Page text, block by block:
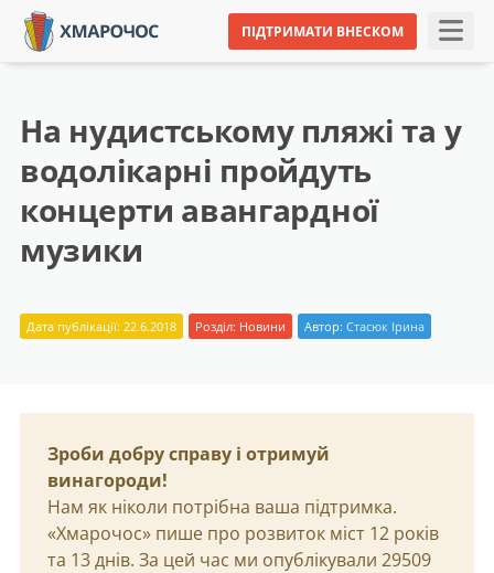
ПІДТРИМАТИ ВНЕСКОМ
На нудистському пляжі та у
водолікарні пройдуть
концерти авангардної
музики
Дата публікації: 22.6.2018 Розділ: Новини Автор: Стасюк Ірина
Зроби добру справу і отримуй
винагороди!
Нам як ніколи потрібна ваша підтримка.
«Хмарочос» пише про розвиток міст 12 років
та 13 днів. За цей час ми опублікували 29509